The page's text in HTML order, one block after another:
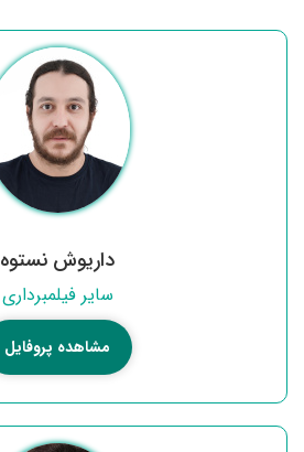
داریوش نستوه
سایر فیلمبرداری
مشاهده پروفایل